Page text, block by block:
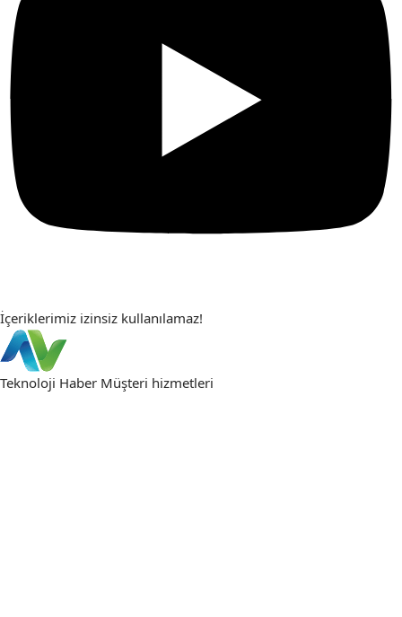
İçeriklerimiz izinsiz kullanılamaz!
Teknoloji Haber Müşteri hizmetleri